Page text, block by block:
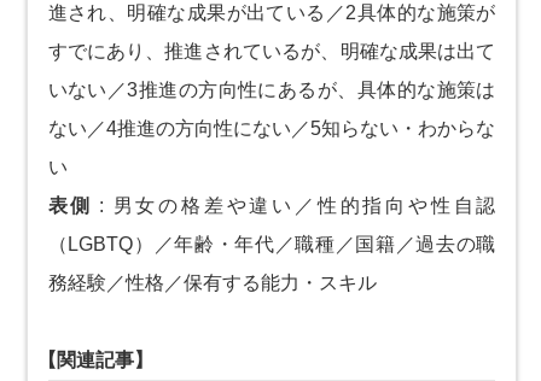
進され、明確な成果が出ている／2具体的な施策が
すでにあり、推進されているが、明確な成果は出て
いない／3推進の方向性にあるが、具体的な施策は
ない／4推進の方向性にない／5知らない・わからな
い
表側
: 男女の格差や違い／性的指向や性自認
（LGBTQ）／年齢・年代／職種／国籍／過去の職
務経験／性格／保有する能力・スキル
【関連記事】